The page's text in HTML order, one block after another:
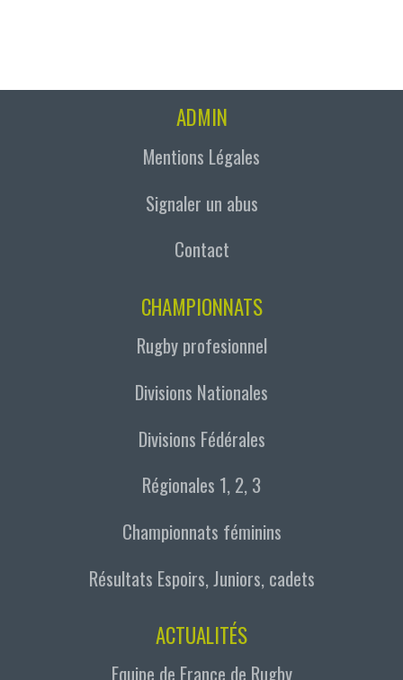
ADMIN
Mentions Légales
Signaler un abus
Contact
CHAMPIONNATS
Rugby profesionnel
Divisions Nationales
Divisions Fédérales
Régionales 1, 2, 3
Championnats féminins
Résultats Espoirs, Juniors, cadets
ACTUALITÉS
Equipe de France de Rugby